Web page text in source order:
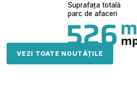
Suprafața totală
parc de afaceri
526
VEZI TOATE NOUTĂȚILE